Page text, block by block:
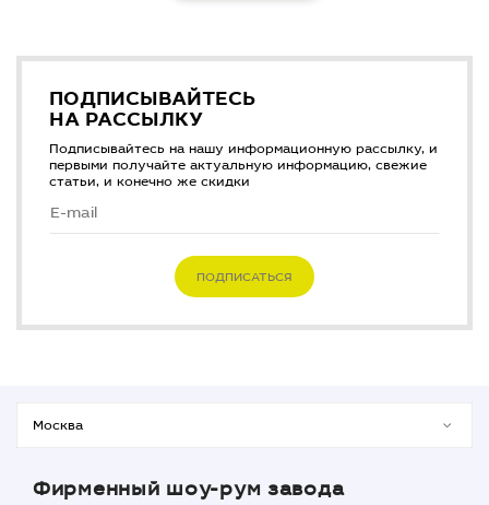
ПОДПИСЫВАЙТЕСЬ
НА РАССЫЛКУ
Подписывайтесь на нашу информационную рассылку, и
первыми получайте актуальную информацию, свежие
статьи, и конечно же скидки
ПОДПИСАТЬСЯ
Фирменный шоу-рум завода